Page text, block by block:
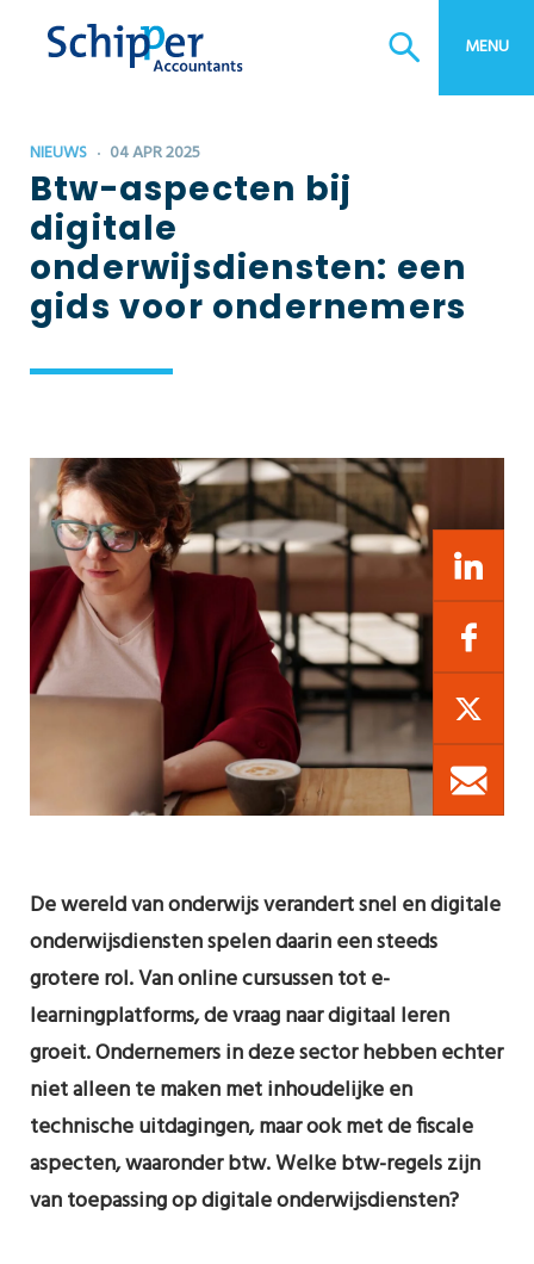
MENU
Bedrijfscontinuïteitsplan
NIEUWS 04 APR 2025
Btw-aspecten bij
digitale
onderwijsdiensten: een
gids voor ondernemers
De wereld van onderwijs verandert snel en digitale
onderwijsdiensten spelen daarin een steeds
grotere rol. Van online cursussen tot e-
learningplatforms, de vraag naar digitaal leren
groeit. Ondernemers in deze sector hebben echter
niet alleen te maken met inhoudelijke en
technische uitdagingen, maar ook met de fiscale
aspecten, waaronder btw. Welke btw-regels zijn
van toepassing op digitale onderwijsdiensten?